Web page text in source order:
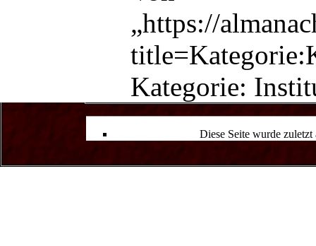
„https://
Kategorie:
Diese Seite wurde